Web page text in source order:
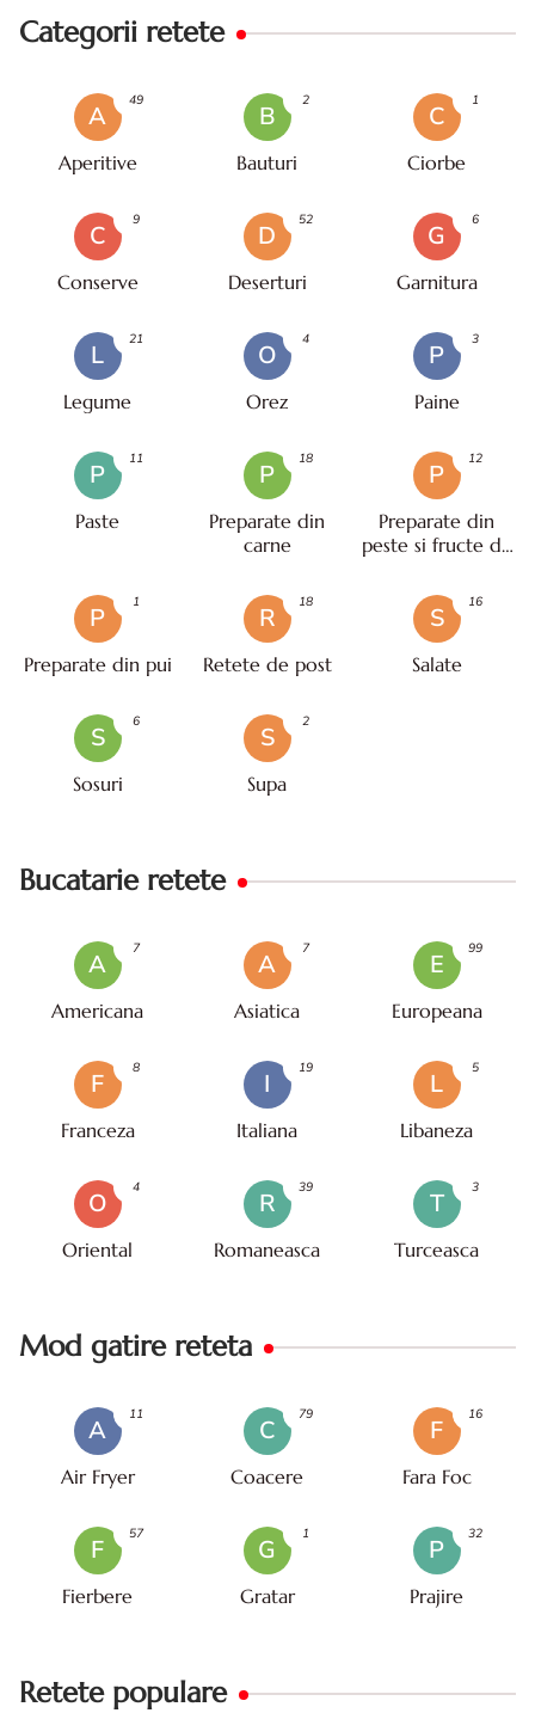
Categorii retete
A
Aperitive
49
B
Bauturi
2
C
Ciorbe
1
C
Conserve
9
D
Deserturi
52
G
Garnitura
6
L
Legume
21
O
Orez
4
P
Paine
3
P
Paste
11
P
Preparate din
carne
18
P
Preparate din
peste si fructe de
12
P
Preparate din pui
1
R
Retete de post
18
S
Salate
16
S
Sosuri
6
S
Supa
2
Bucatarie retete
A
Americana
7
A
Asiatica
7
E
Europeana
99
F
Franceza
8
I
Italiana
19
L
Libaneza
5
O
Oriental
4
R
Romaneasca
39
T
Turceasca
3
Mod gatire reteta
A
Air Fryer
11
C
Coacere
79
F
Fara Foc
16
F
Fierbere
57
G
Gratar
1
P
Prajire
32
Retete populare